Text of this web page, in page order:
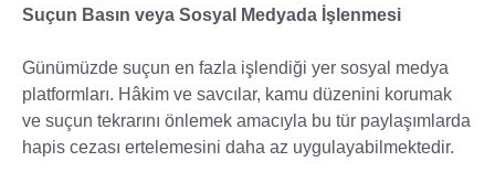
Suçun Basın veya Sosyal Medyada İşlenmesi
Günümüzde suçun en fazla işlendiği yer sosyal medya
platformları. Hâkim ve savcılar, kamu düzenini korumak
ve suçun tekrarını önlemek amacıyla bu tür paylaşımlarda
hapis cezası ertelemesini daha az uygulayabilmektedir.